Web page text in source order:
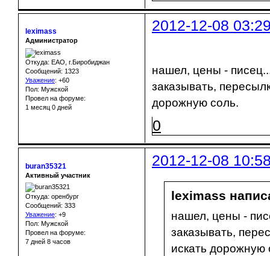
2012-12-08
leximass
Администратор
Откуда: ЕАО, г.Биробиджан
Сообщений: 1323
Уважение: +60
Пол: Мужской
Провел на форуме:
1 месяц 0 дней
нашел, цены -
заказывать,
дорожную соль.
0
2012-12-08
buran35321
Активный участник
Откуда: оренбург
Сообщений: 333
Уважение: +9
Пол: Мужской
Провел на форуме:
7 дней 8 часов
leximass
нашел, цены -
заказывать,
искать дорожную